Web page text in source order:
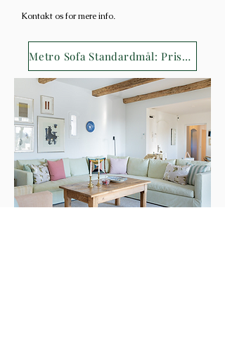
Kontakt os for mere info.
Metro Sofa Standardmål: Priser 2024